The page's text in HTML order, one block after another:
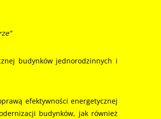
budynków jednorodzinnych i
efektywności energetycznej
budynków, jak również